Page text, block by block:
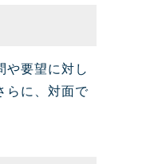
や要望に対し
らに、対面で